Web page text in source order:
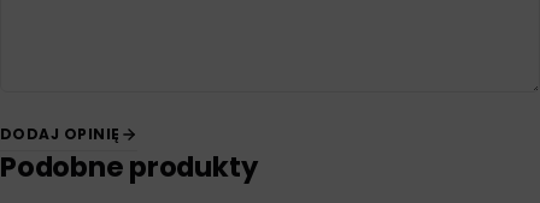
DODAJ OPINIĘ
Podobne produkty